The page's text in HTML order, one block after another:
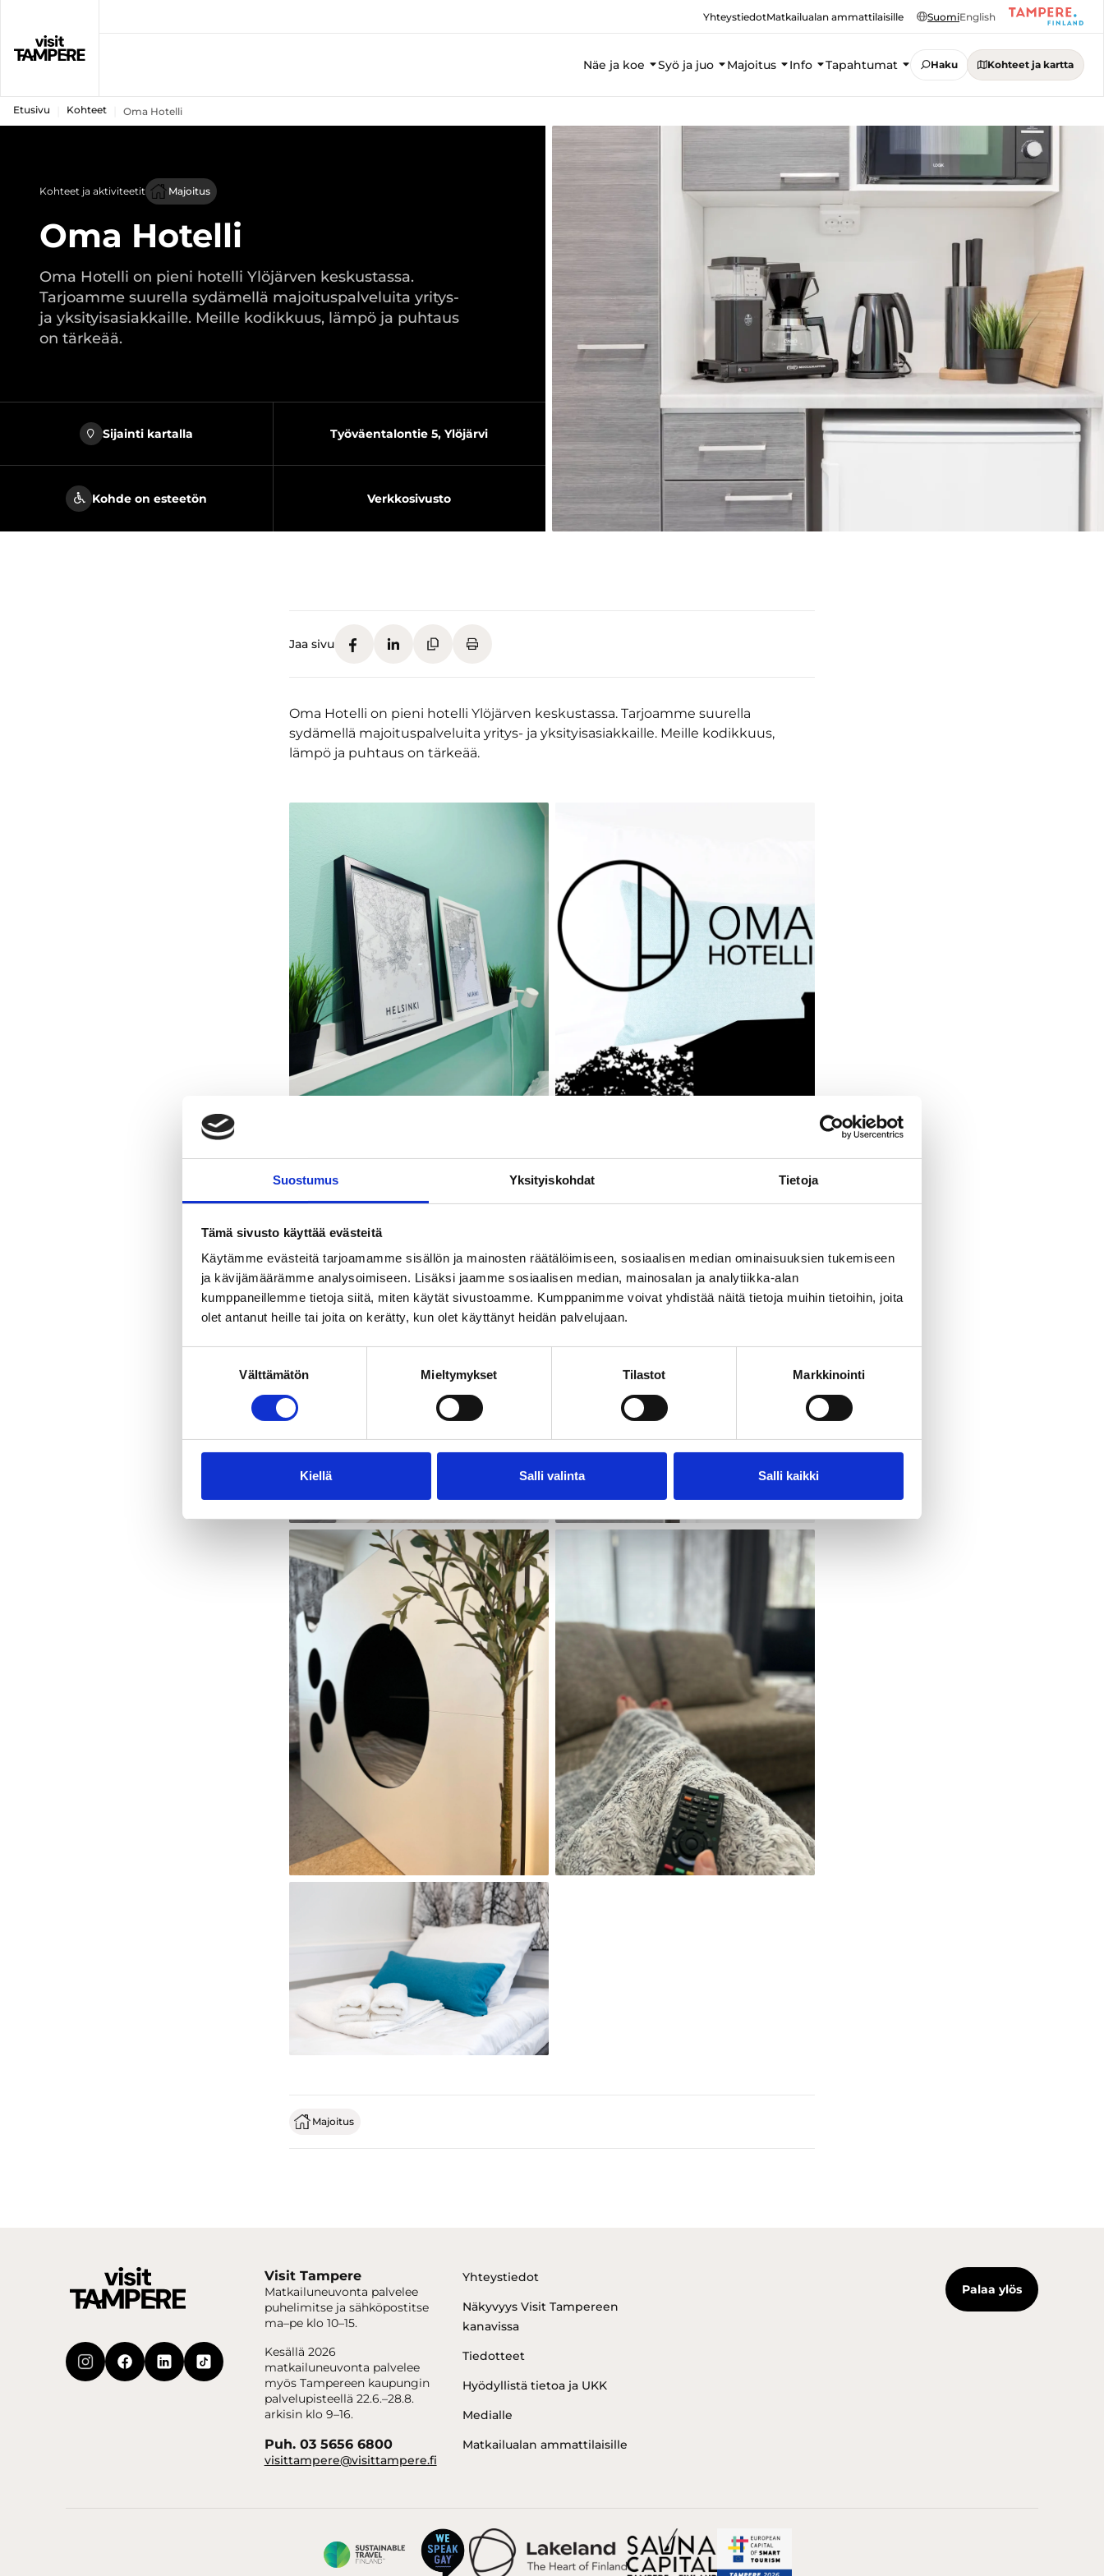
Suostumus Yksityiskohdat Tietoja
Tämä sivusto käyttää evästeitä
Käytämme evästeitä tarjoamamme sisällön ja mainosten räätälöimiseen, sosiaalisen median ominaisuuksien tukemiseen
ja kävijämäärämme analysoimiseen. Lisäksi jaamme sosiaalisen median, mainosalan ja analytiikka-alan
kumppaneillemme tietoja siitä, miten käytät sivustoamme. Kumppanimme voivat yhdistää näitä tietoja muihin tietoihin, joita
olet antanut heille tai joita on kerätty, kun olet käyttänyt heidän palvelujaan.
Välttämätön Mieltymykset Tilastot Markkinointi
Kiellä Salli valinta Salli kaikki
YhteystiedotMatkailualan ammattilaisille SuomiEnglish
Näe ja koe Syö ja juo Majoitus Info Tapahtumat Haku Kohteet ja kartta
Etusivu Kohteet Oma Hotelli
Kohteet ja aktiviteetit Majoitus
Oma Hotelli
Oma Hotelli on pieni hotelli Ylöjärven keskustassa.
Tarjoamme suurella sydämellä majoituspalveluita yritys-
ja yksityisasiakkaille. Meille kodikkuus, lämpö ja puhtaus
on tärkeää.
Sijainti kartalla Työväentalontie 5, Ylöjärvi
Kohde on esteetön Verkkosivusto
Jaa sivu
Oma Hotelli on pieni hotelli Ylöjärven keskustassa. Tarjoamme suurella
sydämellä majoituspalveluita yritys- ja yksityisasiakkaille. Meille kodikkuus,
lämpö ja puhtaus on tärkeää.
Majoitus
Visit Tampere
Matkailuneuvonta palvelee
puhelimitse ja sähköpostitse
ma–pe klo 10–15.
Kesällä 2026
matkailuneuvonta palvelee
myös Tampereen kaupungin
palvelupisteellä 22.6.–28.8.
arkisin klo 9–16.
Puh. 03 5656 6800
visittampere@visittampere.fi
Yhteystiedot
Näkyvyys Visit Tampereen
kanavissa
Tiedotteet
Hyödyllistä tietoa ja UKK
Medialle
Matkailualan ammattilaisille
Palaa ylös